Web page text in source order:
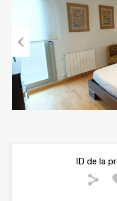
Previous
ID de la